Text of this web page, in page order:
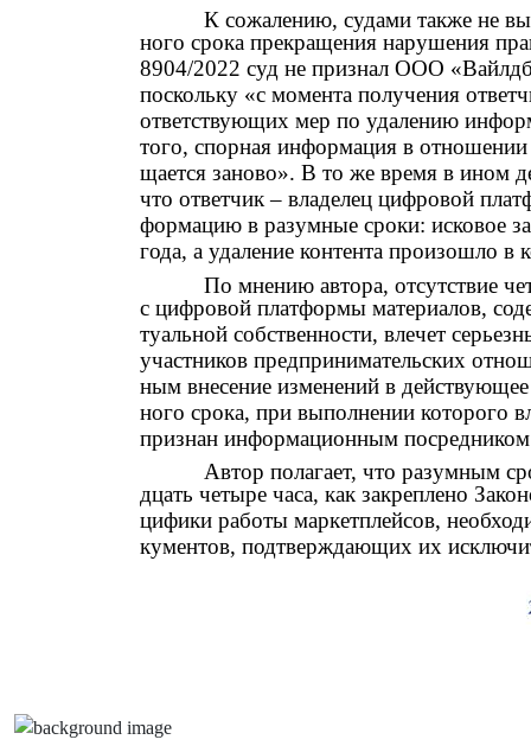
К сожалению, судами также не
ного срока прекращения нарушения
8904/2022 суд не признал ООО
поскольку «с момента получения
ответствующих мер по удалению
того, спорная информация в
щается заново». В то же время в ином
что ответчик – владелец цифровой
формацию в разумные сроки: исковое
года, а удаление контента произошло в
По мнению автора, отсутствие
с цифровой платформы материалов,
туальной собственности, влечет
участников предпринимательских
ным внесение изменений в действующее
ного срока, при выполнении которого
признан информационным
Автор полагает, что разумным
дцать четыре часа, как закреплено
цифики работы маркетплейсов,
кументов, подтверждающих их